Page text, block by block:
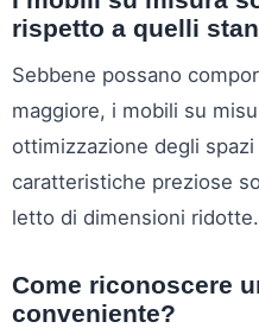
rispetto a quelli
Sebbene possano
maggiore, i mobili su
ottimizzazione degli
caratteristiche preziose
letto di dimensioni ridotte.
Come riconoscere
conveniente?